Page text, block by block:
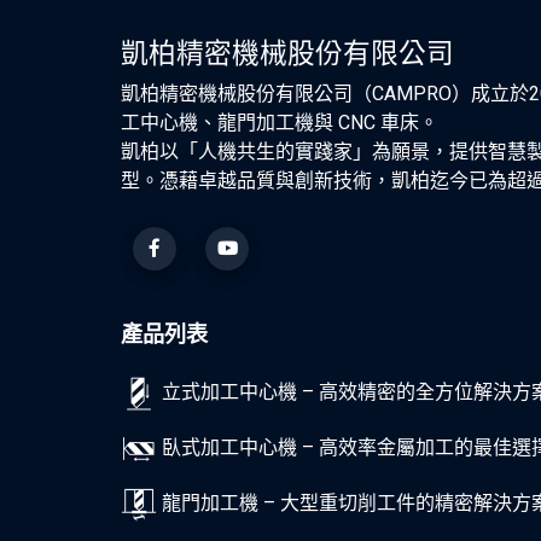
凱柏精密機械股份有限公司
凱柏精密機械股份有限公司（CAMPRO）成立
工中心機、龍門加工機與 CNC 車床。
凱柏以「人機共生的實踐家」為願景，提供智慧
型。憑藉卓越品質與創新技術，凱柏迄今已為超
產品列表
立式加工中心機 – 高效精密的全方位解決方
臥式加工中心機 – 高效率金屬加工的最佳選
龍門加工機 – 大型重切削工件的精密解決方